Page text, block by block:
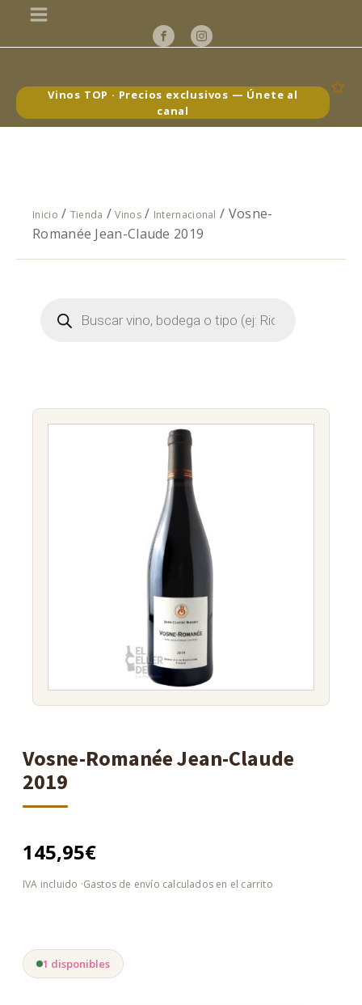
Vinos TOP · Precios exclusivos — Únete al
canal
Inicio / Tienda /Vinos/ Internacional / Vosne-
Romanée Jean-Claude 2019
Búsqueda
Vosne-Romanée Jean-Claude
2019
145,95€
1 disponibles